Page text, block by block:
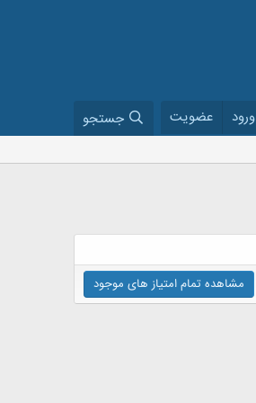
ورود عضویت جستجو
مشاهده تمام امتیاز های موجود